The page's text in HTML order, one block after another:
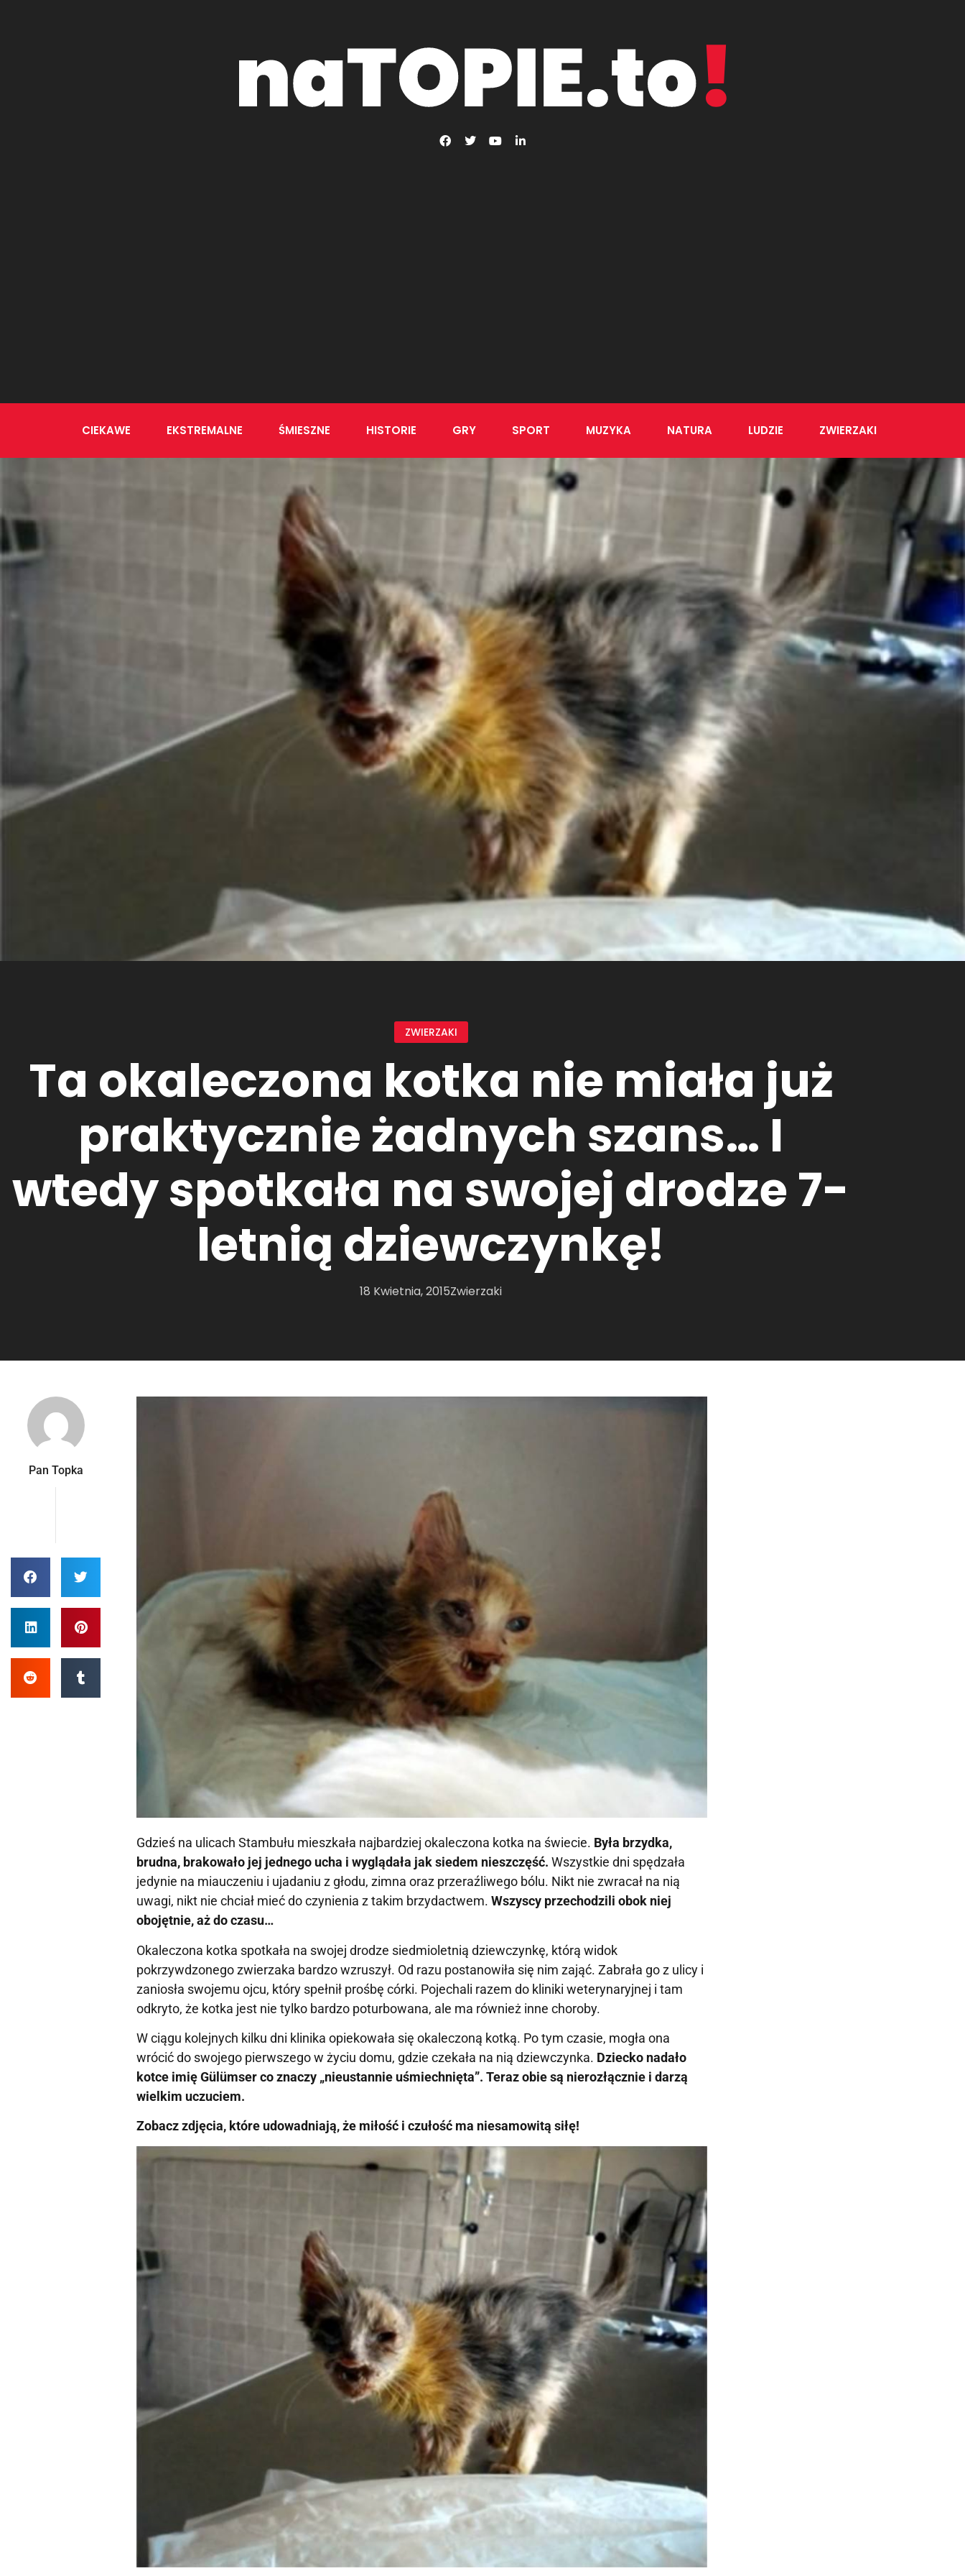
CIEKAWE EKSTREMALNE ŚMIESZNE HISTORIE GRY SPORT MUZYKA NATURA LUDZIE ZWIERZAKI
ZWIERZAKI
Ta okaleczona kotka nie miała już
praktycznie żadnych szans… I
wtedy spotkała na swojej drodze 7-
letnią dziewczynkę!
18 Kwietnia, 2015Zwierzaki
Pan Topka
Gdzieś na ulicach Stambułu mieszkała najbardziej okaleczona kotka na świecie. Była brzydka,
brudna, brakowało jej jednego ucha i wyglądała jak siedem nieszczęść. Wszystkie dni spędzała
jedynie na miauczeniu i ujadaniu z głodu, zimna oraz przeraźliwego bólu. Nikt nie zwracał na nią
uwagi, nikt nie chciał mieć do czynienia z takim brzydactwem. Wszyscy przechodzili obok niej
obojętnie, aż do czasu…
Okaleczona kotka spotkała na swojej drodze siedmioletnią dziewczynkę, którą widok
pokrzywdzonego zwierzaka bardzo wzruszył. Od razu postanowiła się nim zająć. Zabrała go z ulicy i
zaniosła swojemu ojcu, który spełnił prośbę córki. Pojechali razem do kliniki weterynaryjnej i tam
odkryto, że kotka jest nie tylko bardzo poturbowana, ale ma również inne choroby.
W ciągu kolejnych kilku dni klinika opiekowała się okaleczoną kotką. Po tym czasie, mogła ona
wrócić do swojego pierwszego w życiu domu, gdzie czekała na nią dziewczynka. Dziecko nadało
kotce imię Gülümser co znaczy „nieustannie uśmiechnięta”. Teraz obie są nierozłącznie i darzą
wielkim uczuciem.
Zobacz zdjęcia, które udowadniają, że miłość i czułość ma niesamowitą siłę!